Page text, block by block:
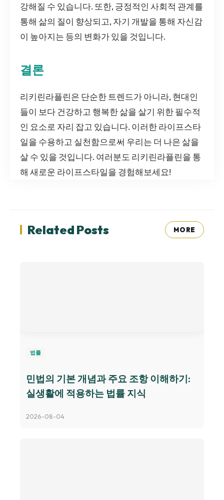
강해질 수 있습니다. 또한, 긍정적인 사회적 관계를
통해 삶의 질이 향상되고, 자기 개발을 통해 자신감
이 높아지는 등의 변화가 있을 것입니다.
결론
리키린라플린은 단순한 트렌드가 아니라, 현대인
들이 보다 건강하고 행복한 삶을 살기 위한 필수적
인 요소로 자리 잡고 있습니다. 이러한 라이프스타
일을 수용하고 실천함으로써 우리는 더 나은 삶을
살 수 있을 것입니다. 여러분도 리키린라플린을 통
해 새로운 라이프스타일을 경험해보세요!
Related Posts MORE
법률
민법의 기본 개념과 주요 조항 이해하기:
실생활에 적용하는 법률 지식
2026-08-04